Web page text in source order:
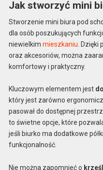
Jak stworzyć mini
Stworzenie mini biura pod
dla osób poszukujących
niewielkim mieszkaniu .
oraz akcesoriów, można
komfortowy i praktyczny.
Kluczowym elementem jest
który jest zarówno
pasował do dostępnej
to świetne opcje, które
jeśli biurko ma dodatkowe
funkcjonalność.
Nie można zapomnieć o